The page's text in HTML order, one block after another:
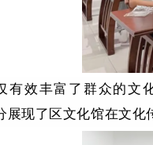
有效丰富了群众的文
展现了区文化馆在文化